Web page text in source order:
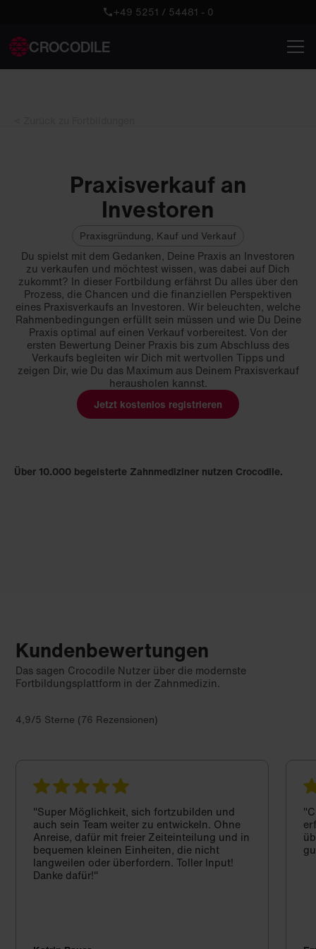
+49 5251 / 54481 - 0
CROCODILE
Praxisverkauf an
Investoren
Praxisgründung, Kauf und Verkauf
Du spielst mit dem Gedanken, Deine Praxis an Investoren
zu verkaufen und möchtest wissen, was dabei auf Dich
zukommt? In dieser Fortbildung erfährst Du alles über den
Prozess, die Chancen und die finanziellen Perspektiven
eines Praxisverkaufs an Investoren. Wir beleuchten, welche
Rahmenbedingungen erfüllt sein müssen und wie Du Deine
Praxis optimal auf einen Verkauf vorbereitest. Von der
ersten Bewertung Deiner Praxis bis zum Abschluss des
Verkaufs begleiten wir Dich mit wertvollen Tipps und
zeigen Dir, wie Du das Maximum aus Deinem Praxisverkauf
herausholen kannst.
Jetzt kostenlos registrieren
Über 10.000 begeisterte Zahnmediziner nutzen Crocodile.
Kundenbewertungen
Das sagen Crocodile Nutzer über die modernste
Fortbildungsplattform in der Zahnmedizin.
4,9/5 Sterne (76 Rezensionen)
"Super Möglichkeit, sich fortzubilden und
auch sein Team weiter zu entwickeln. Ohne
Anreise, dafür mit freier Zeiteinteilung und in
bequemen kleinen Einheiten, die nicht
langweilen oder überfordern. Toller Input!
Danke dafür!"